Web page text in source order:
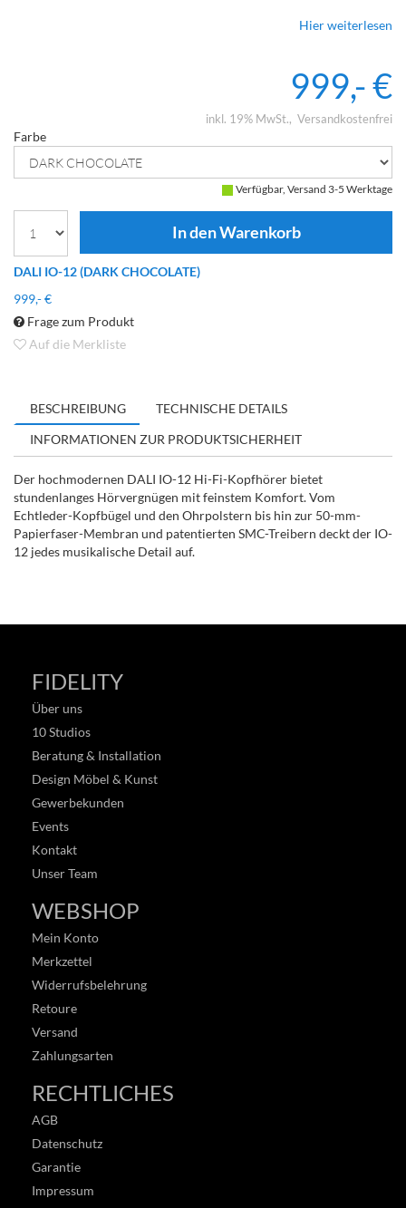
Hier weiterlesen
999,- €
inkl. 19% MwSt. Versandkostenfrei
Farbe
Verfügbar, Versand 3-5 Werktage
DALI IO-12 (DARK CHOCOLATE)
999,- €
Frage zum Produkt
Auf die Merkliste
BESCHREIBUNG
TECHNISCHE DETAILS
INFORMATIONEN ZUR PRODUKTSICHERHEIT
Der hochmodernen DALI IO-12 Hi-Fi-Kopfhörer bietet
stundenlanges Hörvergnügen mit feinstem Komfort. Vom
Echtleder-Kopfbügel und den Ohrpolstern bis hin zur 50-mm-
Papierfaser-Membran und patentierten SMC-Treibern deckt der IO-
12 jedes musikalische Detail auf.
FIDELITY
Über uns
10 Studios
Beratung & Installation
Design Möbel & Kunst
Gewerbekunden
Events
Kontakt
Unser Team
WEBSHOP
Mein Konto
Merkzettel
Widerrufsbelehrung
Retoure
Versand
Zahlungsarten
RECHTLICHES
AGB
Datenschutz
Garantie
Impressum